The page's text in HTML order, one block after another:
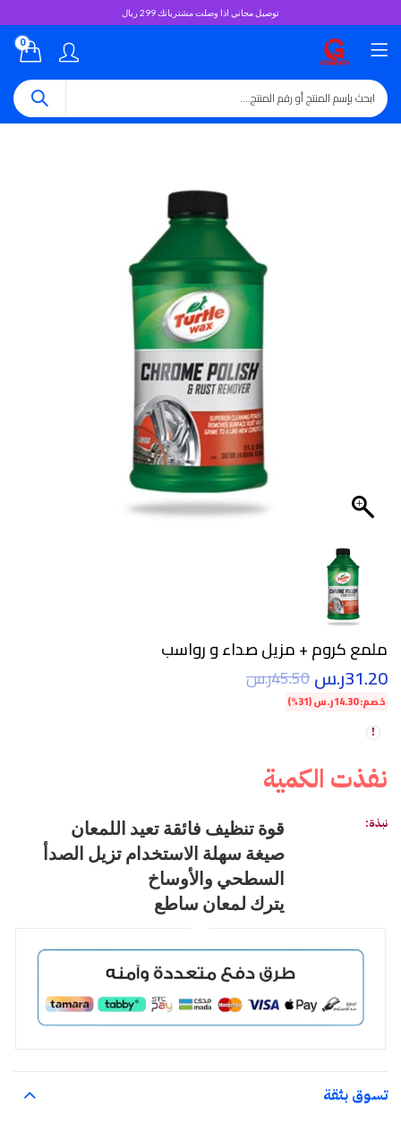
توصيل مجاني اذا وصلت مشترياتك 299 ريال
0
ملمع كروم + مزيل صداء و رواسب
31.20ر.س45.50ر.س
خصم:14.30ر.س(31%)
نفذت الكمية
نبذة:
قوة تنظيف فائقة تعيد اللمعان
صيغة سهلة الاستخدام تزيل الصدأ
السطحي والأوساخ
يترك لمعان ساطع
تسوق بثقة